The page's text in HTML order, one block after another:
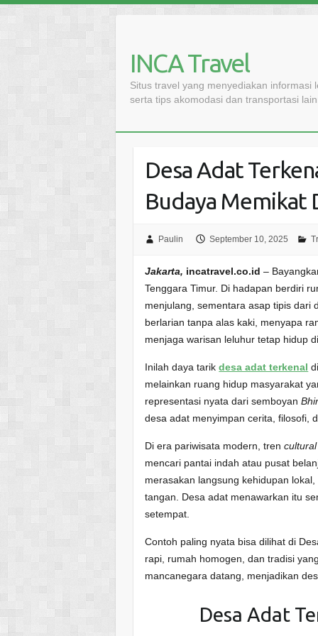
content
INCA Travel
Situs travel yang menyediakan
serta tips akomodasi dan transportasi
Desa Adat
Budaya Memikat
Paulin September 10, 2025
Jakarta, incatravel.co.id –
Tenggara Timur. Di hadapan berdiri
menjulang, sementara asap tipis dari
berlarian tanpa alas kaki, menyapa
menjaga warisan leluhur tetap hidup
Inilah daya tarikdesa adat terkenal
melainkan ruang hidup masyarakat
representasi nyata dari semboyan
desa adat menyimpan cerita, filosofi,
Di era pariwisata modern, tren
mencari pantai indah atau pusat
merasakan langsung kehidupan
tangan. Desa adat menawarkan itu
setempat.
Contoh paling nyata bisa dilihat di
rapi, rumah homogen, dan tradisi
mancanegara datang, menjadikan
Desa Adat